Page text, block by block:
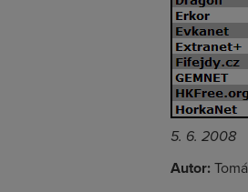
5. 6. 2008
Autor: